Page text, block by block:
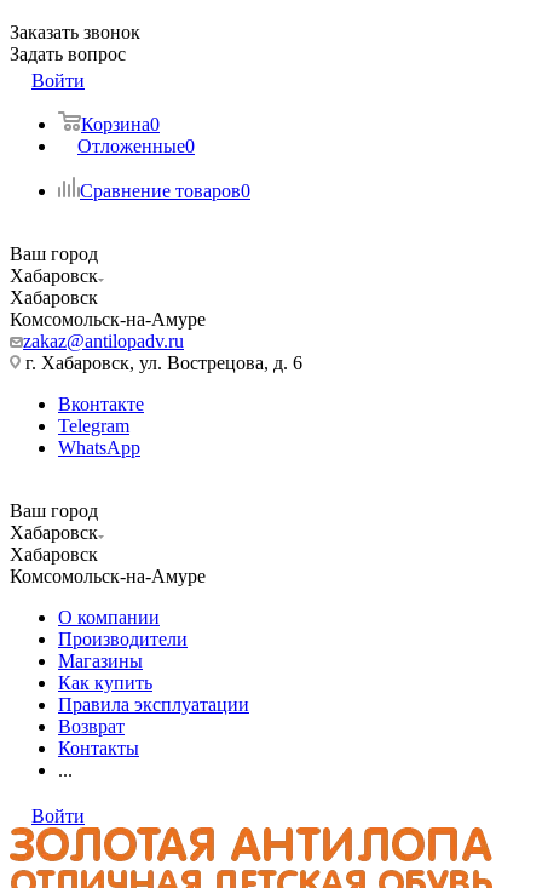
Заказать звонок
Задать вопрос
Войти
Корзина0
Отложенные0
Сравнение товаров0
Ваш город
Хабаровск
Хабаровск
Комсомольск-на-Амуре
zakaz@antilopadv.ru
г. Хабаровск, ул. Вострецова, д. 6
Вконтакте
Telegram
WhatsApp
Ваш город
Хабаровск
Хабаровск
Комсомольск-на-Амуре
О компании
Производители
Магазины
Как купить
Правила эксплуатации
Возврат
Контакты
...
Войти